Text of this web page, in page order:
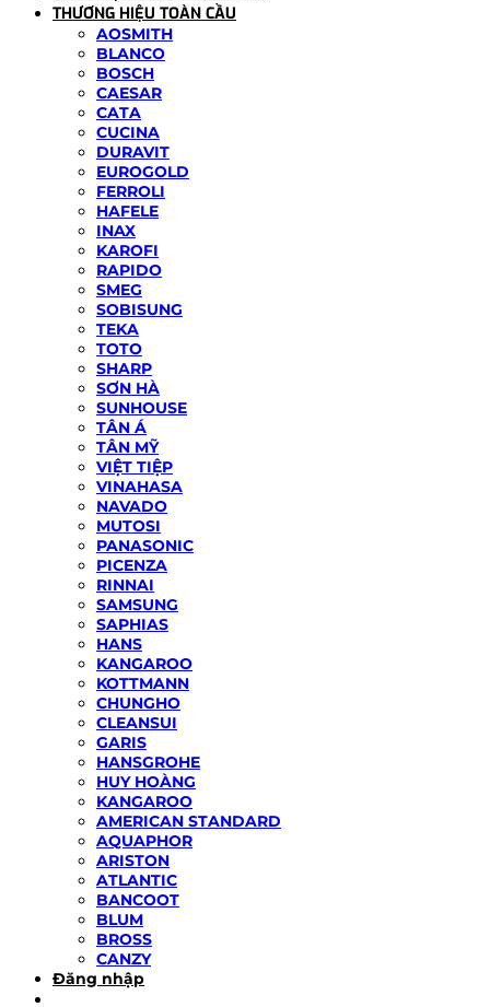
THƯƠNG HIỆU TOÀN CẦU
AOSMITH
BLANCO
BOSCH
CAESAR
CATA
CUCINA
DURAVIT
EUROGOLD
FERROLI
HAFELE
INAX
KAROFI
RAPIDO
SMEG
SOBISUNG
TEKA
TOTO
SHARP
SƠN HÀ
SUNHOUSE
TÂN Á
TÂN MỸ
VIỆT TIỆP
VINAHASA
NAVADO
MUTOSI
PANASONIC
PICENZA
RINNAI
SAMSUNG
SAPHIAS
HANS
KANGAROO
KOTTMANN
CHUNGHO
CLEANSUI
GARIS
HANSGROHE
HUY HOÀNG
KANGAROO
AMERICAN STANDARD
AQUAPHOR
ARISTON
ATLANTIC
BANCOOT
BLUM
BROSS
CANZY
Đăng nhập